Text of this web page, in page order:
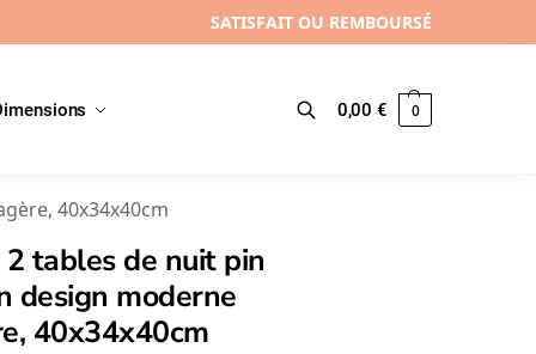
SATISFAIT OU REMBOURSÉ
Recherche 0,00€ 0
40x34x40cm
tables de nuit pin
design moderne
40x34x40cm